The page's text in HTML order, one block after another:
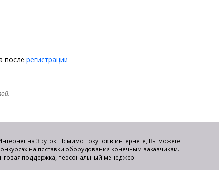
после регистрации
на 3 суток. Помимо покупок в интернете, Вы можете
на поставки оборудования конечным заказчикам.
поддержка, персональный менеджер.